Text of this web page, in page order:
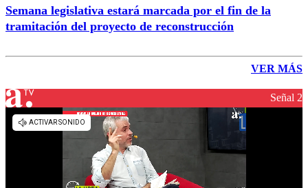
Semana legislativa estará marcada por el fin de la
tramitación del proyecto de reconstrucción
VER MÁS
Señal 2